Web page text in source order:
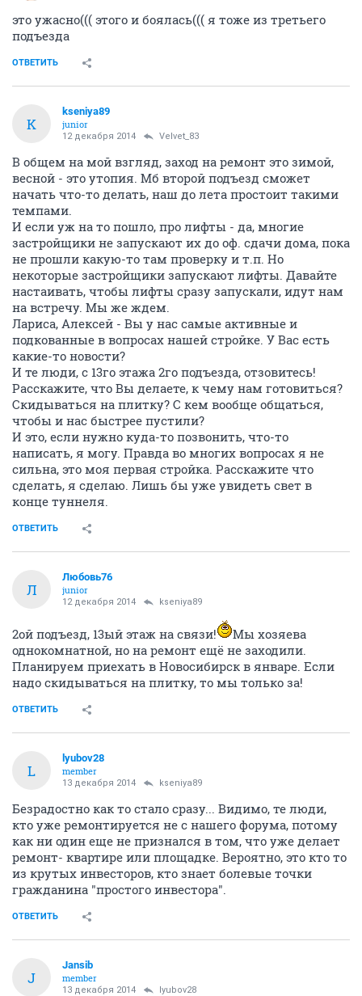
это ужасно((( этого и боялась((( я тоже из третьего
подъезда
ОТВЕТИТЬ
K
kseniya89
junior
12 декабря 2014 Velvet_83
В общем на мой взгляд, заход на ремонт это зимой,
весной - это утопия. Мб второй подъезд сможет
начать что-то делать, наш до лета простоит такими
темпами.
И если уж на то пошло, про лифты - да, многие
застройщики не запускают их до оф. сдачи дома, пока
не прошли какую-то там проверку и т.п. Но
некоторые застройщики запускают лифты. Давайте
настаивать, чтобы лифты сразу запускали, идут нам
на встречу. Мы же ждем.
Лариса, Алексей - Вы у нас самые активные и
подкованные в вопросах нашей стройке. У Вас есть
какие-то новости?
И те люди, с 13го этажа 2го подъезда, отзовитесь!
Расскажите, что Вы делаете, к чему нам готовиться?
Скидываться на плитку? С кем вообще общаться,
чтобы и нас быстрее пустили?
И это, если нужно куда-то позвонить, что-то
написать, я могу. Правда во многих вопросах я не
сильна, это моя первая стройка. Расскажите что
сделать, я сделаю. Лишь бы уже увидеть свет в
конце туннеля.
ОТВЕТИТЬ
Л
Любовь76
junior
12 декабря 2014 kseniya89
2ой подъезд, 13ый этаж на связи!
Мы хозяева
однокомнатной, но на ремонт ещё не заходили.
Планируем приехать в Новосибирск в январе. Если
надо скидываться на плитку, то мы только за!
ОТВЕТИТЬ
L
lyubov28
member
13 декабря 2014 kseniya89
Безрадостно как то стало сразу... Видимо, те люди,
кто уже ремонтируется не с нашего форума, потому
как ни один еще не признался в том, что уже делает
ремонт- квартире или площадке. Вероятно, это кто то
из крутых инвесторов, кто знает болевые точки
гражданина "простого инвестора".
ОТВЕТИТЬ
J
Jansib
member
13 декабря 2014 lyubov28